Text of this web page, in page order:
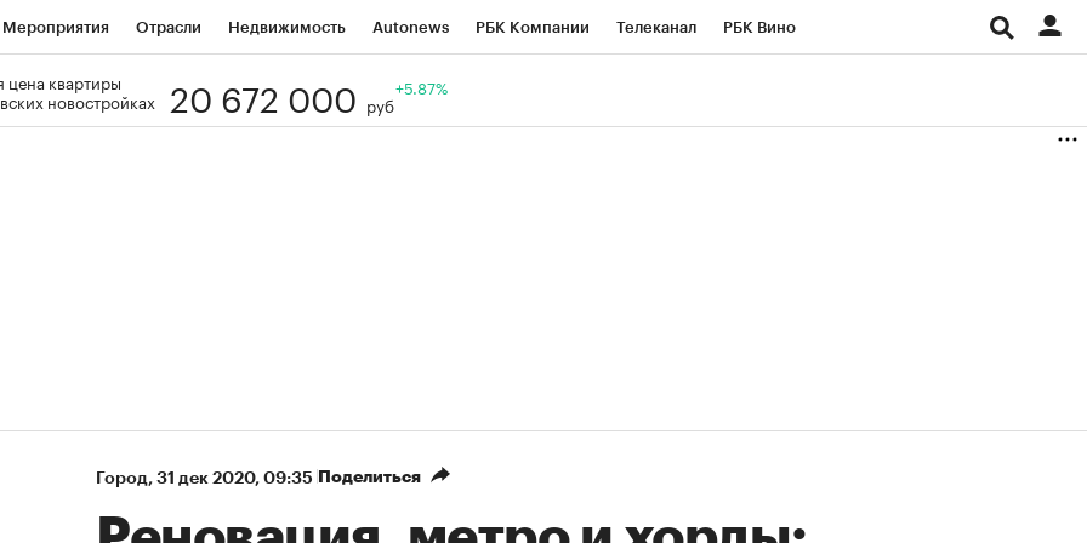
Мероприятия Отрасли Недвижимость Autonews РБК Компании Телеканал РБК Вино
Визионеры
цена квартиры
новостройках
20 672 000 руб
+5.87%
Город⁠, 31 дек 2020, 09:35 Поделиться